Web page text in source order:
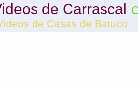
de Carrascal
de Casas de Batuco